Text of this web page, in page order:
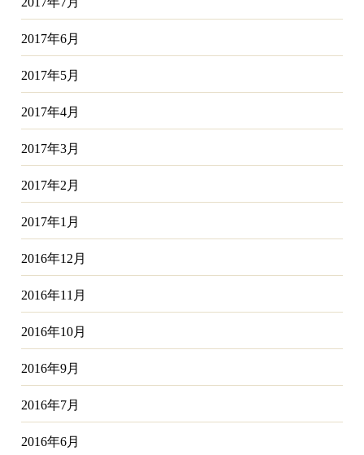
2017年6月
2017年5月
2017年4月
2017年3月
2017年2月
2017年1月
2016年12月
2016年11月
2016年10月
2016年9月
2016年7月
2016年6月